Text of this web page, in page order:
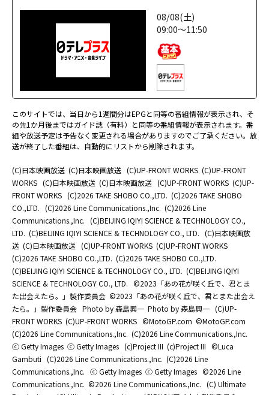
08/08(土)
09:00～11:50
このサイトでは、当日から1週間分はEPGと同等の番組情報が表示され、そ
の先1か月後まではガイド誌（有料）と同等の番組情報が表示されます。番
組や放送予定は予告なく変更される場合がありますのでご了承ください。放
送が終了した番組は、自動的にリストから削除されます。
(C)日本映画放送 (C)日本映画放送 (C)UP-FRONT WORKS (C)UP-FRONT
WORKS (C)日本映画放送 (C)日本映画放送 (C)UP-FRONT WORKS (C)UP-
FRONT WORKS (C)2026 TAKE SHOBO CO.,LTD. (C)2026 TAKE SHOBO
CO.,LTD. (C)2026 Line Communications.,Inc. (C)2026 Line
Communications.,Inc. (C)BEIJING IQIYI SCIENCE & TECHNOLOGY CO.,
LTD. (C)BEIJING IQIYI SCIENCE & TECHNOLOGY CO., LTD. (C)日本映画放
送 (C)日本映画放送 (C)UP-FRONT WORKS (C)UP-FRONT WORKS
(C)2026 TAKE SHOBO CO.,LTD. (C)2026 TAKE SHOBO CO.,LTD.
(C)BEIJING IQIYI SCIENCE & TECHNOLOGY CO., LTD. (C)BEIJING IQIYI
SCIENCE & TECHNOLOGY CO., LTD. ©2023「あの花が咲く丘で、君とま
た出会えたら。」製作委員会 ©2023「あの花が咲く丘で、君とまた出会え
たら。」製作委員会 Photo by 森島興一 Photo by 森島興一 (C)UP-
FRONT WORKS (C)UP-FRONT WORKS ©MotoGP.com ©MotoGP.com
(C)2026 Line Communications.,Inc. (C)2026 Line Communications.,Inc.
ⓒ Getty Images ⓒ Getty Images (c)Project III (c)Project III ©Luca
Gambuti (C)2026 Line Communications.,Inc. (C)2026 Line
Communications.,Inc. ⓒ Getty Images ⓒ Getty Images ©2026 Line
Communications.,Inc. ©2026 Line Communications.,Inc. (C) Ultimate